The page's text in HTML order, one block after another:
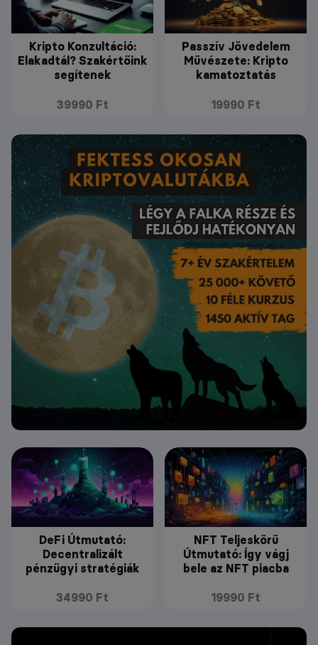
Kripto Konzultáció:
Elakadtál? Szakértőink
segítenek
39990 Ft
Passzív Jövedelem
Művészete: Kripto
kamatoztatás
19990 Ft
DeFi Útmutató:
Decentralizált
pénzügyi stratégiák
34990 Ft
NFT Teljeskörű
Útmutató: Így vágj
bele az NFT piacba
19990 Ft